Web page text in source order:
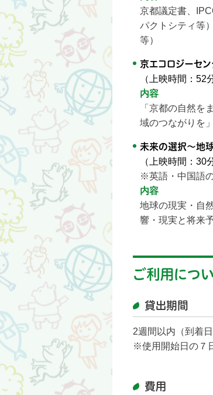
京都議定書、
パクトシティ等
等）
京エコロジーセ
（上映時間：52
内容
「京都の自然を
域のつながりを
未来の選択〜地
（上映時間：30
※英語・中国語
内容
地球の現実・自
響・現実と将来
ご利用につ
貸出期間
2週間以内（到着
※使用開始日の７
費用